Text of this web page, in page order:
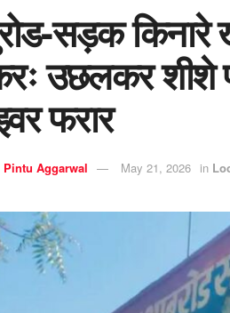
सड़क किनारे
उछलकर शीशे
फरार
Pintu Aggarwal May 21, 2026 in